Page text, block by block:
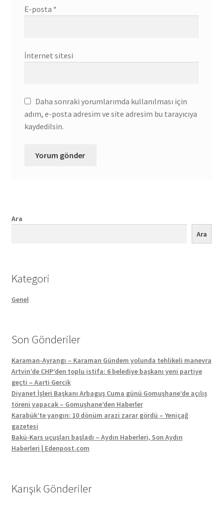
E-posta *
İnternet sitesi
Daha sonraki yorumlarımda kullanılması için
adım, e-posta adresim ve site adresim bu tarayıcıya
kaydedilsin.
Ara
Ara
Kategori
Genel
Son Gönderiler
Karaman-Ayrangı – Karaman Gündem yolunda tehlikeli manevra
Artvin’de CHP’den toplu istifa: 6 belediye başkanı yeni partiye
geçti – Aarti Gercik
Diyanet İşleri Başkanı Arbaguş Cuma günü Gomuşhane’de açılış
töreni yapacak – Gomuşhane’den Haberler
Karabük’te yangın: 10 dönüm arazi zarar gördü – Yeniçağ
gazetesi
Bakü-Kars uçuşları başladı – Aydın Haberleri, Son Aydın
Haberleri | Edenpost.com
Karışık Gönderiler